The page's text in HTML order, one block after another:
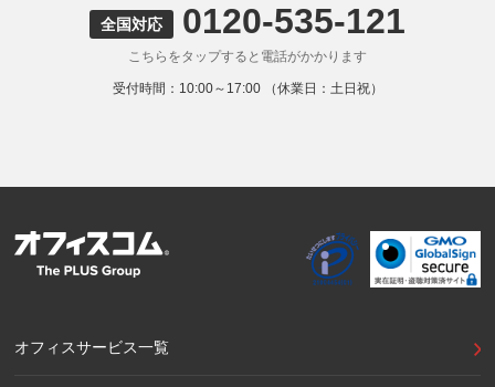
9. 外国にある第三者への提供
お客様の個人情報を下記海外の個人情報取扱事業者へ提供す
る場合があります。
提供先の所在国の名称：アメリカ（Google LLC）
当該外国における個人情報の保護に関する制度：APECの
外国における個人情報の保護に関する制度等の詳細は以下を
ご確認下さい。
全国対応 0120-535-121
こちらをタップすると電話がかかります
受付時間：10:00～17:00 （休業日：土日祝）
オフィスサービス一覧